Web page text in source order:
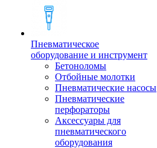
Пневматическое
оборудование и инструмент
Бетоноломы
Отбойные молотки
Пневматические насосы
Пневматические
перфораторы
Аксессуары для
пневматического
оборудования